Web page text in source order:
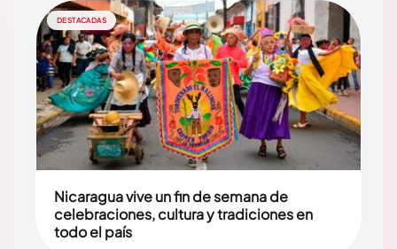
DESTACADAS
Nicaragua vive un fin de semana de
celebraciones, cultura y tradiciones en
todo el país